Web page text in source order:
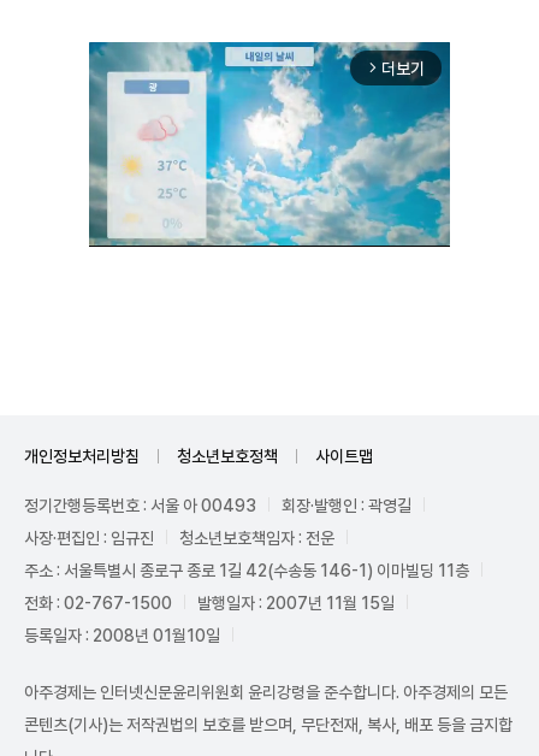
arrow_forward_ios 더보기
개인정보처리방침 청소년보호정책 사이트맵
정기간행등록번호 : 서울 아 00493
회장·발행인 : 곽영길
사장·편집인 : 임규진
청소년보호책임자 : 전운
주소 : 서울특별시 종로구 종로 1길 42(수송동 146-1) 이마빌딩 11층
전화 : 02-767-1500
발행일자 : 2007년 11월 15일
등록일자 : 2008년 01월10일
아주경제는 인터넷신문윤리위원회 윤리강령을 준수합니다. 아주경제의 모든
콘텐츠(기사)는 저작권법의 보호를 받으며, 무단전재, 복사, 배포 등을 금지합